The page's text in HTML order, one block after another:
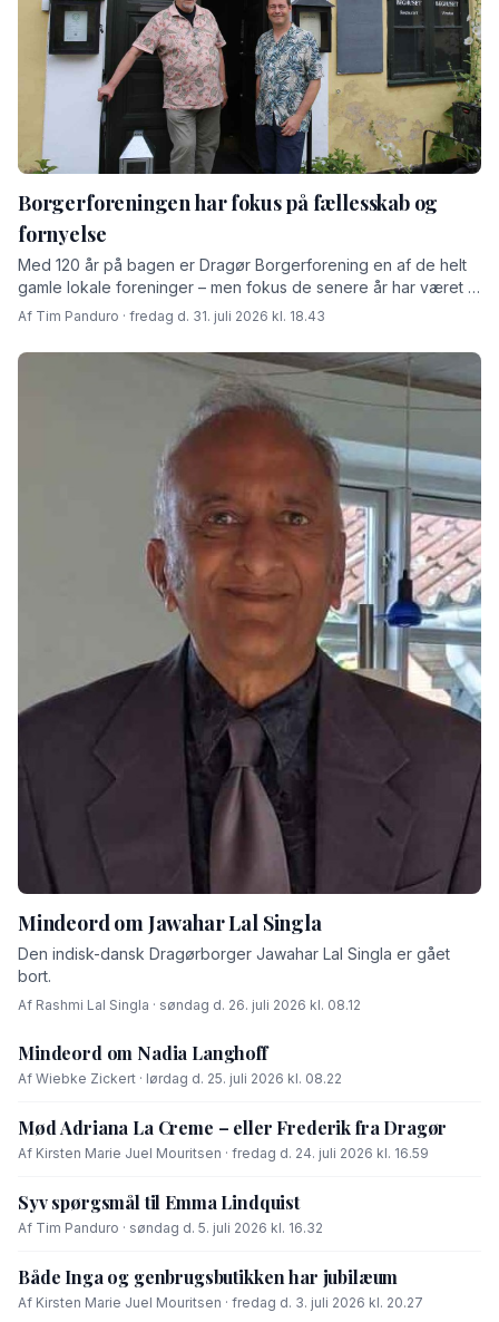
Borgerforeningen har fokus på fællesskab og
fornyelse
Med 120 år på bagen er Dragør Borgerforening en af de helt
gamle lokale foreninger – men fokus de senere år har været at
skabe rammer for fremtiden fortæller den afgåede formand
Af Tim Panduro · fredag d. 31. juli 2026 kl. 18.43
Mindeord om Jawahar Lal Singla
Den indisk-dansk Dragørborger Jawahar Lal Singla er gået
bort.
Af Rashmi Lal Singla · søndag d. 26. juli 2026 kl. 08.12
Mindeord om Nadia Langhoff
Af Wiebke Zickert · lørdag d. 25. juli 2026 kl. 08.22
Mød Adriana La Creme – eller Frederik fra Dragør
Af Kirsten Marie Juel Mouritsen · fredag d. 24. juli 2026 kl. 16.59
Syv spørgsmål til Emma Lindquist
Af Tim Panduro · søndag d. 5. juli 2026 kl. 16.32
Både Inga og genbrugsbutikken har jubilæum
Af Kirsten Marie Juel Mouritsen · fredag d. 3. juli 2026 kl. 20.27